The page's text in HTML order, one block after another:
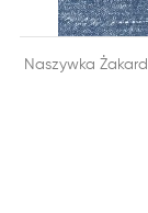
DODAJ DO
Naszywka